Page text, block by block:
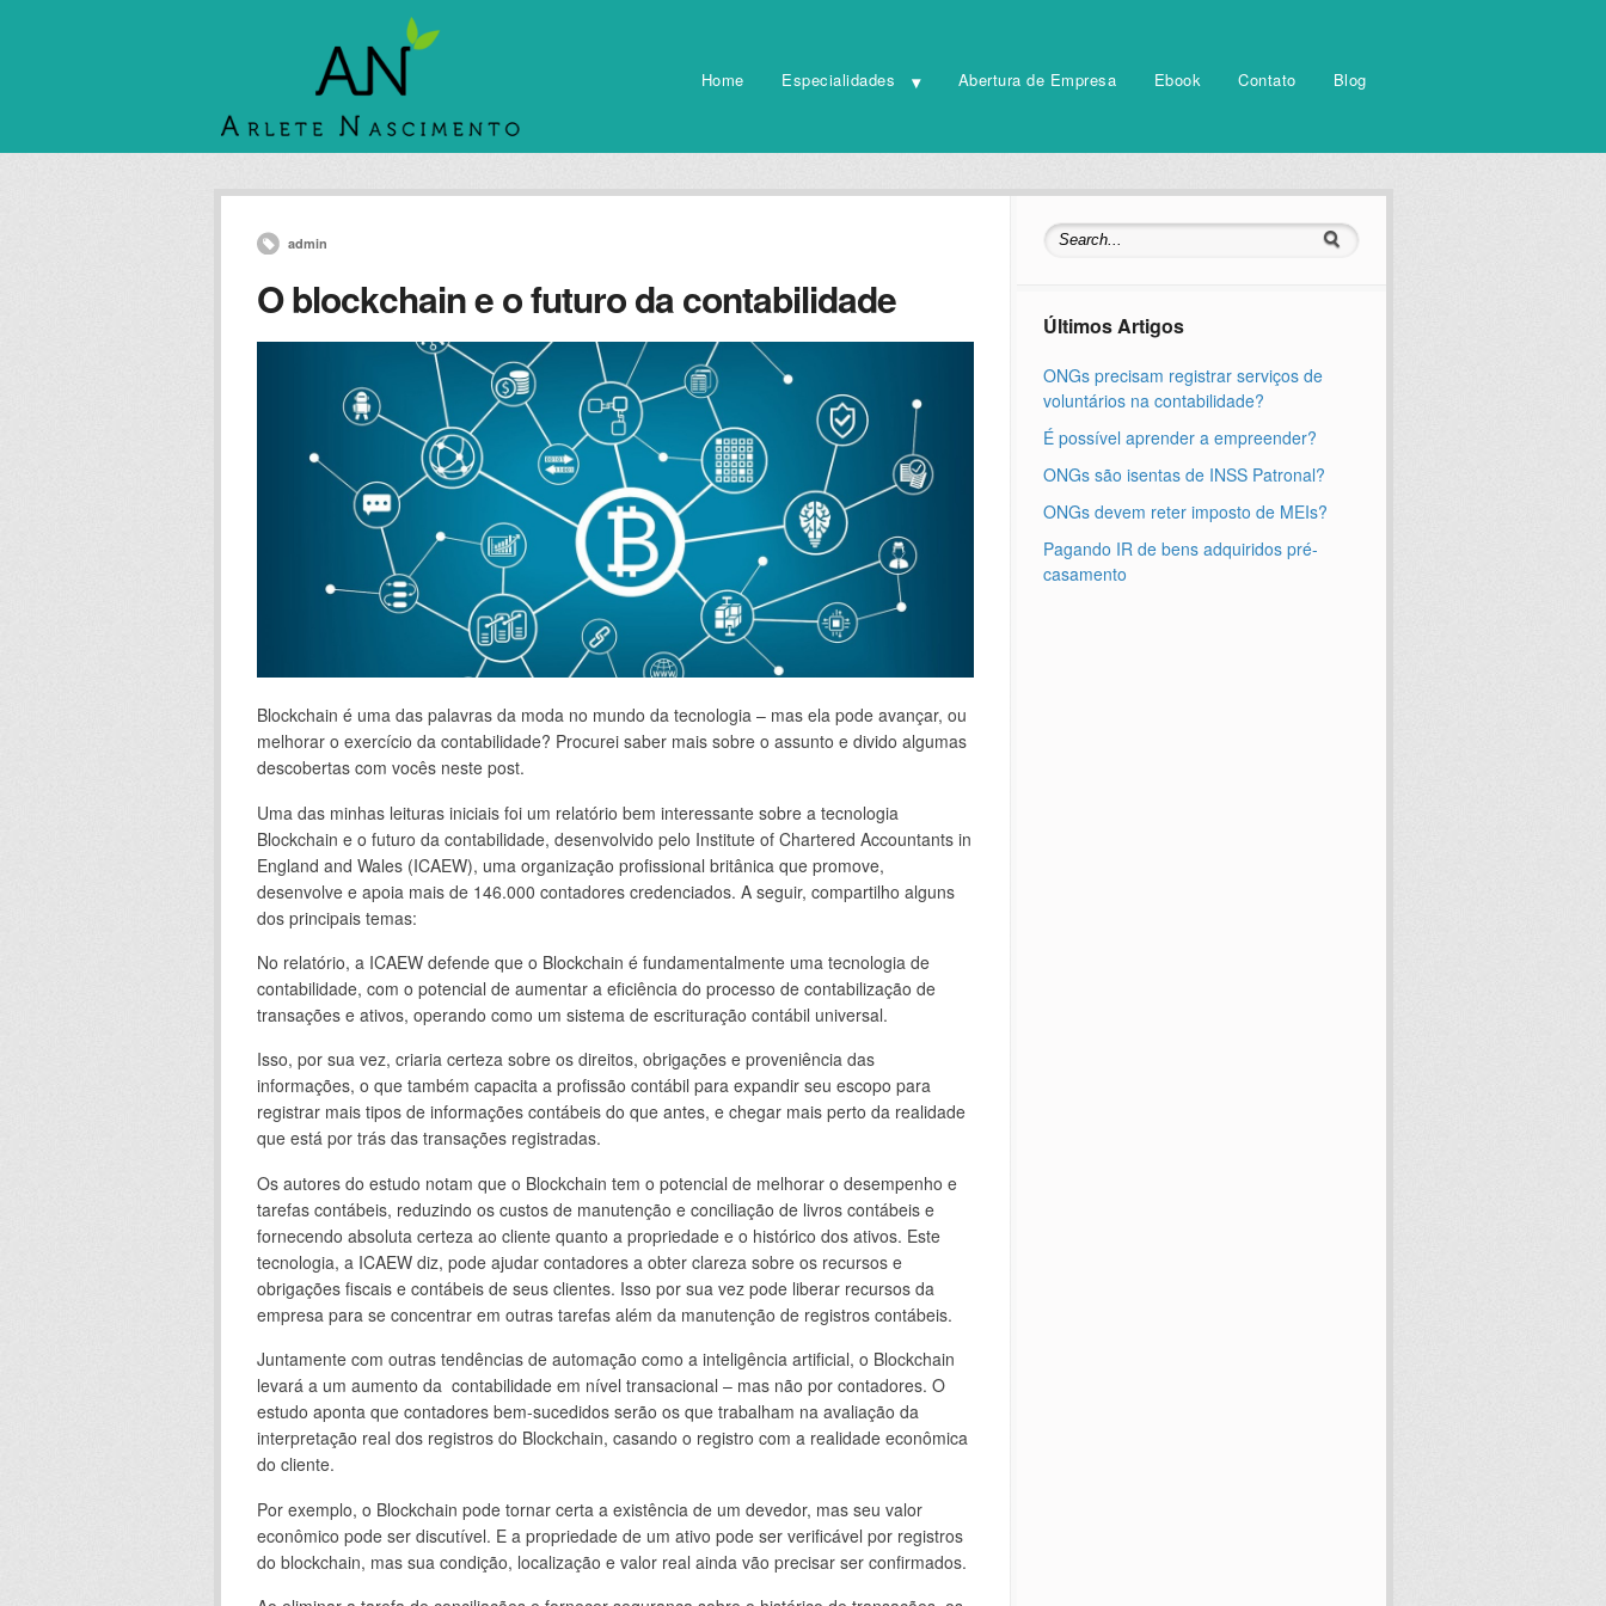
Home Especialidades Abertura de Empresa Ebook Contato Blog
admin
O blockchain e o futuro da contabilidade
Blockchain é uma das palavras da moda no mundo da tecnologia – mas ela pode avançar, ou
melhorar o exercício da contabilidade? Procurei saber mais sobre o assunto e divido algumas
descobertas com vocês neste post.
Uma das minhas leituras iniciais foi um relatório bem interessante sobre a tecnologia
Blockchain e o futuro da contabilidade, desenvolvido pelo Institute of Chartered Accountants in
England and Wales (ICAEW), uma organização profissional britânica que promove,
desenvolve e apoia mais de 146.000 contadores credenciados. A seguir, compartilho alguns
dos principais temas:
No relatório, a ICAEW defende que o Blockchain é fundamentalmente uma tecnologia de
contabilidade, com o potencial de aumentar a eficiência do processo de contabilização de
transações e ativos, operando como um sistema de escrituração contábil universal.
Isso, por sua vez, criaria certeza sobre os direitos, obrigações e proveniência das
informações, o que também capacita a profissão contábil para expandir seu escopo para
registrar mais tipos de informações contábeis do que antes, e chegar mais perto da realidade
que está por trás das transações registradas.
Os autores do estudo notam que o Blockchain tem o potencial de melhorar o desempenho e
tarefas contábeis, reduzindo os custos de manutenção e conciliação de livros contábeis e
fornecendo absoluta certeza ao cliente quanto a propriedade e o histórico dos ativos. Este
tecnologia, a ICAEW diz, pode ajudar contadores a obter clareza sobre os recursos e
obrigações fiscais e contábeis de seus clientes. Isso por sua vez pode liberar recursos da
empresa para se concentrar em outras tarefas além da manutenção de registros contábeis.
Juntamente com outras tendências de automação como a inteligência artificial, o Blockchain
levará a um aumento da contabilidade em nível transacional – mas não por contadores. O
estudo aponta que contadores bem-sucedidos serão os que trabalham na avaliação da
interpretação real dos registros do Blockchain, casando o registro com a realidade econômica
do cliente.
Por exemplo, o Blockchain pode tornar certa a existência de um devedor, mas seu valor
econômico pode ser discutível. E a propriedade de um ativo pode ser verificável por registros
do blockchain, mas sua condição, localização e valor real ainda vão precisar ser confirmados.
Últimos Artigos
ONGs precisam registrar serviços de
voluntários na contabilidade?
É possível aprender a empreender?
ONGs são isentas de INSS Patronal?
ONGs devem reter imposto de MEIs?
Pagando IR de bens adquiridos pré-
casamento